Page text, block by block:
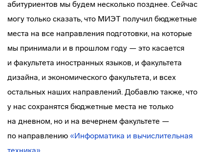
абитуриентов мы будем несколько позднее. Сейчас
могу только сказать, что МИЭТ получил бюджетные
места на все направления подготовки, на которые
мы принимали и в прошлом году — это касается
и факультета иностранных языков, и факультета
дизайна, и экономического факультета, и всех
остальных наших направлений. Добавлю также, что
у нас сохранятся бюджетные места не только
на дневном, но и на вечернем факультете —
по направлению «Информатика и вычислительная